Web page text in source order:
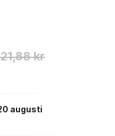
kr
augusti